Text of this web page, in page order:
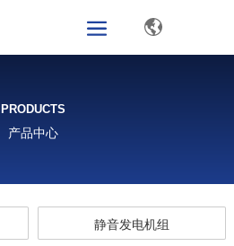
PRODUCTS
产品中心
静音发电机组